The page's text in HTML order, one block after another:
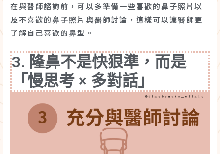
在與醫師諮詢前，可以多準備一些喜歡的鼻子照片以
及不喜歡的鼻子照片與醫師討論，這樣可以讓醫師更
了解自己喜歡的鼻型。
3. 隆鼻不是快狠準，而是
「慢思考 × 多對話」